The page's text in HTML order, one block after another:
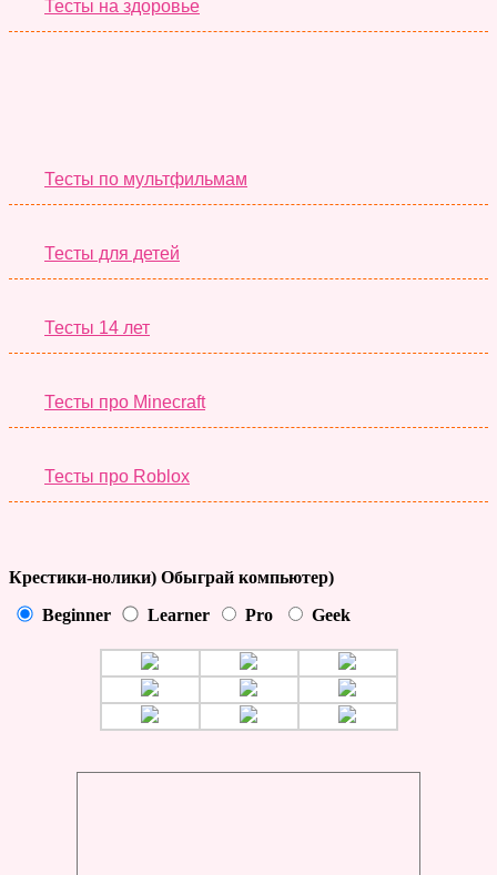
Тесты на здоровье
Тесты по мультфильмам
Тесты для детей
Тесты 14 лет
Тесты про Minecraft
Тесты про Roblox
Крестики-нолики) Обыграй компьютер)
Beginner Learner Pro Geek